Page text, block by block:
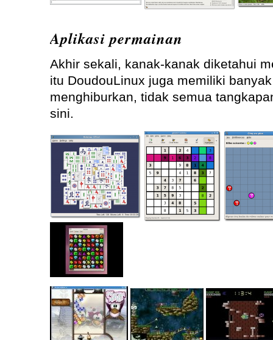
Aplikasi permainan
Akhir sekali, kanak-kanak diketahui
itu DoudouLinux juga memiliki
menghiburkan, tidak semua
sini.